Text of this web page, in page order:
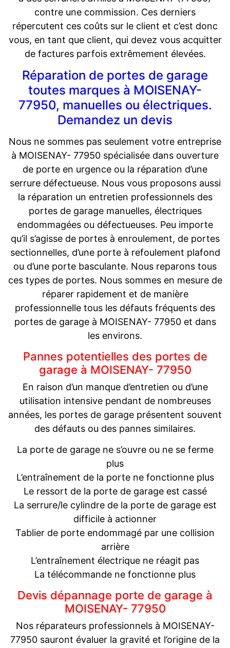
contre une commission. Ces derniers
répercutent ces coûts sur le client et c’est donc
vous, en tant que client, qui devez vous acquitter
de factures parfois extrêmement élevées.
Réparation de portes de garage
toutes marques à MOISENAY-
77950, manuelles ou électriques.
Demandez un devis
Nous ne sommes pas seulement votre entreprise
à MOISENAY- 77950 spécialisée dans ouverture
de porte en urgence ou la réparation d’une
serrure défectueuse. Nous vous proposons aussi
la réparation un entretien professionnels des
portes de garage manuelles, électriques
endommagées ou défectueuses. Peu importe
qu’il s’agisse de portes à enroulement, de portes
sectionnelles, d’une porte à refoulement plafond
ou d’une porte basculante. Nous reparons tous
ces types de portes. Nous sommes en mesure de
réparer rapidement et de manière
professionnelle tous les défauts fréquents des
portes de garage à MOISENAY- 77950 et dans
les environs.
Pannes potentielles des portes de
garage à MOISENAY- 77950
En raison d’un manque d’entretien ou d’une
utilisation intensive pendant de nombreuses
années, les portes de garage présentent souvent
des défauts ou des pannes similaires.
La porte de garage ne s’ouvre ou ne se ferme
plus
L’entraînement de la porte ne fonctionne plus
Le ressort de la porte de garage est cassé
La serrure/le cylindre de la porte de garage est
difficile à actionner
Tablier de porte endommagé par une collision
arrière
L’entraînement électrique ne réagit pas
La télécommande ne fonctionne plus
Devis dépannage porte de garage à
MOISENAY- 77950
Nos réparateurs professionnels à MOISENAY-
77950 sauront évaluer la gravité et l’origine de la